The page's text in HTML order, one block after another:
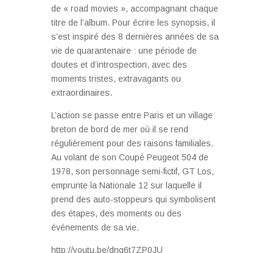
de « road movies », accompagnant chaque
titre de l’album. Pour écrire les synopsis, il
s’est inspiré des 8 dernières années de sa
vie de quarantenaire : une période de
doutes et d’introspection, avec des
moments tristes, extravagants ou
extraordinaires.
L’action se passe entre Paris et un village
breton de bord de mer où il se rend
régulièrement pour des raisons familiales.
Au volant de son Coupé Peugeot 504 de
1978, son personnage semi-fictif, GT Los,
emprunte la Nationale 12 sur laquelle il
prend des auto-stoppeurs qui symbolisent
des étapes, des moments ou des
événements de sa vie.
http://youtu.be/dnq6t7ZP0JU